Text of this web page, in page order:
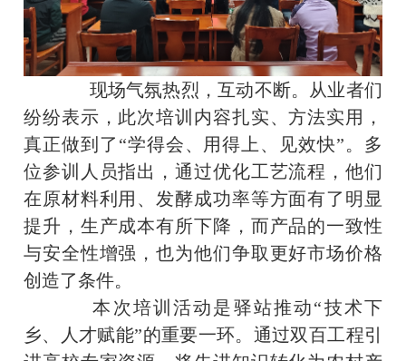
现场气氛热烈，互动不断。从业者们
纷纷表示，此次培训内容扎实、方法实用，
真正做到了“学得会、用得上、见效快”。多
位参训人员指出，通过优化工艺流程，他们
在原材料利用、发酵成功率等方面有了明显
提升，生产成本有所下降，而产品的一致性
与安全性增强，也为他们争取更好市场价格
创造了条件。
本次培训活动是驿站推动“技术下
乡、人才赋能”的重要一环。通过双百工程引